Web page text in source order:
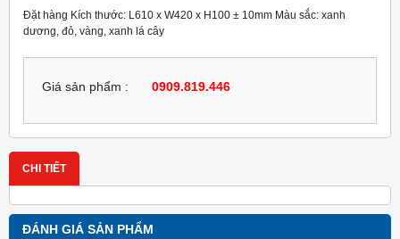
Đặt hàng Kích thước: L610 x W420 x H100 ± 10mm Màu sắc: xanh
dương, đỏ, vàng, xanh lá cây
Giá sản phẩm : 0909.819.446
CHI TIẾT
ĐÁNH GIÁ SẢN PHẨM